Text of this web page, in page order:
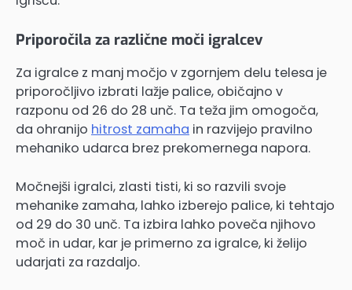
Priporočila za različne moči igralcev
Za igralce z manj močjo v zgornjem delu telesa je
priporočljivo izbrati lažje palice, običajno v
razponu od 26 do 28 unč. Ta teža jim omogoča,
da ohranijo hitrost zamaha in razvijejo pravilno
mehaniko udarca brez prekomernega napora.
Močnejši igralci, zlasti tisti, ki so razvili svoje
mehanike zamaha, lahko izberejo palice, ki tehtajo
od 29 do 30 unč. Ta izbira lahko poveča njihovo
moč in udar, kar je primerno za igralce, ki želijo
udarjati za razdaljo.